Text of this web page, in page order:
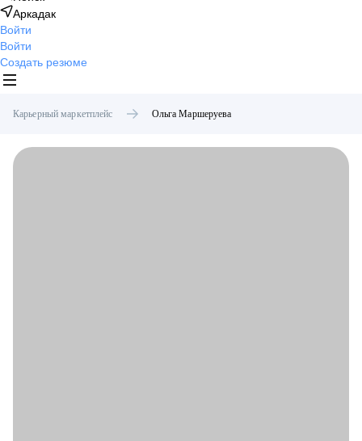
Аркадак
Войти
Войти
Создать резюме
Карьерный маркетплейс Ольга Маршеруева